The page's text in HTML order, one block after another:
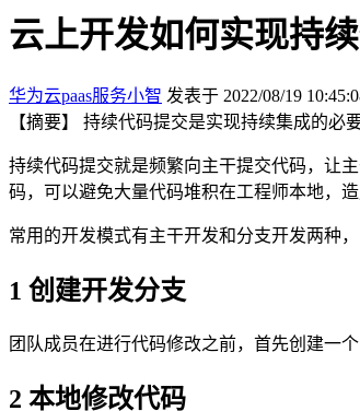
云上开发如何实现持
华为云paas服务小智 发表于 2022/08/19
【摘要】 持续代码提交是实现持续集成的必
持续代码提交就是频繁向主干提交代码，让
码，可以避免大量代码堆积在工程师本地，
常用的开发模式有主干开发和分支开发两种
1 创建开发分支
团队成员在进行代码修改之前，首先创建一
2 本地修改代码